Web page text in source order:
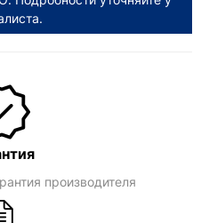
производителя